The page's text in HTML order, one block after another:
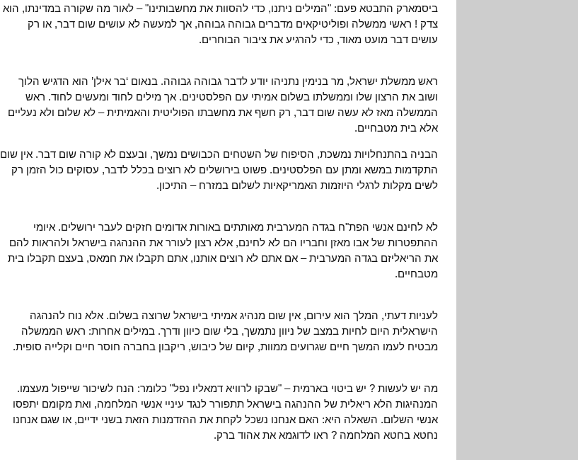
ביסמארק התבטא פעם: "המילים ניתנו, כדי להסוות את מחשבותינו" – לאור מה שקורה במדינתו, הוא
צדק ! ראשי ממשלה ופוליטיקאים מדברים גבוהה גבוהה, אך למעשה לא עושים שום דבר, או רק
עושים דבר מועט מאוד, כדי להרגיע את ציבור הבוחרים.
ראש ממשלת ישראל, מר בנימין נתניהו יודע לדבר גבוהה גבוהה. בנאום ‘בר אילן’ הוא הדגיש הלוך
ושוב את הרצון שלו וממשלתו בשלום אמיתי עם הפלסטינים. אך מילים לחוד ומעשים לחוד. ראש
הממשלה מאז לא עשה שום דבר, רק חשף את מחשבתו הפוליטית והאמיתית – לא שלום ולא נעליים
אלא בית מטבחיים.
הבניה בהתנחלויות נמשכת, הסיפוח של השטחים הכבושים נמשך, ובעצם לא קורה שום דבר. אין שום
התקדמות במשא ומתן עם הפלסטינים. פשוט בירושלים לא רוצים בכלל לדבר, עסוקים כול הזמן רק
לשים מקלות לרגלי היוזמות האמריקאיות לשלום במזרח – התיכון.
לא לחינם אנשי הפת"ח בגדה המערבית מאותתים באורות אדומים חזקים לעבר ירושלים. איומי
ההתפטרות של אבו מאזן וחבריו הם לא לחינם, אלא רצון לעורר את ההנהגה בישראל ולהראות להם
את הריאליזם בגדה המערבית – אם אתם לא רוצים אותנו, אתם תקבלו את חמאס, בעצם תקבלו בית
מטבחיים.
לעניות דעתי, המלך הוא עירום, אין שום מנהיג אמיתי בישראל שרוצה בשלום. אלא נוח להנהגה
הישראלית היום לחיות במצב של ניוון נתמשך, בלי שום כיוון ודרך. במילים אחרות: ראש הממשלה
מבטיח לעמו המשך חיים שגרועים ממוות, קיום של כיבוש, ריקבון בחברה חוסר חיים וקלייה סופית.
מה יש לעשות ? יש ביטוי בארמית – "שבקו לרוויא דמאליו נפל" כלומר: הנח לשיכור שייפול מעצמו.
המנהיגות הלא ריאלית של ההנהגה בישראל תתפורר לנגד עיניי אנשי המלחמה, ואת מקומם יתפסו
אנשי השלום. השאלה היא: האם אנחנו נשכל לקחת את ההזדמנות הזאת בשני ידיים, או שגם אנחנו
נחטא בחטא המלחמה ? ראו לדוגמא את אהוד ברק.